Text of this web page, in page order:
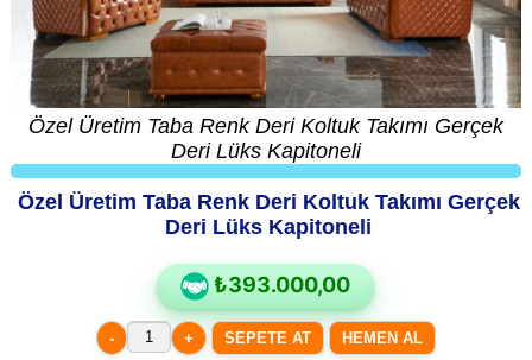
Özel Üretim Taba Renk Deri Koltuk Takımı Gerçek
Deri Lüks Kapitoneli
Özel Üretim Taba Renk Deri Koltuk Takımı Gerçek
Deri Lüks Kapitoneli
₺393.000,00
- + HEMEN AL